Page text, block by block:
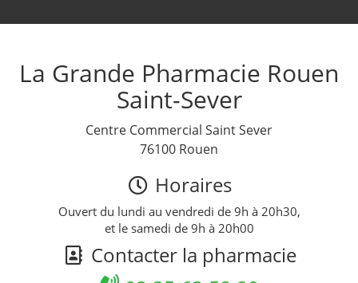
La Grande Pharmacie Rouen
Saint-Sever
Centre Commercial Saint Sever
76100 Rouen
Horaires
Ouvert du lundi au vendredi de 9h à 20h30,
et le samedi de 9h à 20h00
Contacter la pharmacie